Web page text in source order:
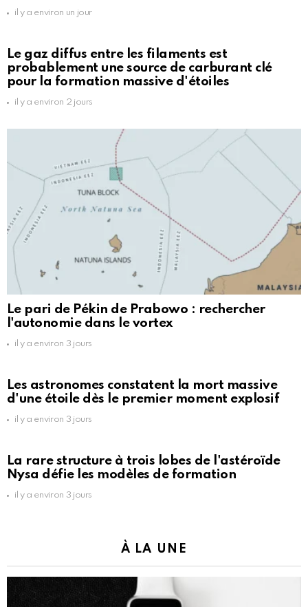
il y a environ un jour
Le gaz diffus entre les filaments est
probablement une source de carburant clé
pour la formation massive d'étoiles
il y a environ 2 jours
Le pari de Pékin de Prabowo : rechercher
l'autonomie dans le vortex
il y a environ 3 jours
Les astronomes constatent la mort massive
d'une étoile dès le premier moment explosif
il y a environ 3 jours
La rare structure à trois lobes de l'astéroïde
Nysa défie les modèles de formation
il y a environ 3 jours
À LA UNE